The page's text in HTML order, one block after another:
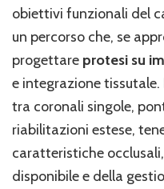
obiettivi funzionali del
un percorso che, se
progettare protesi su
e integrazione
tra coronali singole,
riabilitazioni estese,
caratteristiche
disponibile e della